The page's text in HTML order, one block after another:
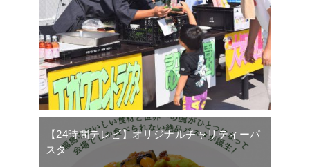
【24時間テレビ】オリジナルチャリティーパ
スタ